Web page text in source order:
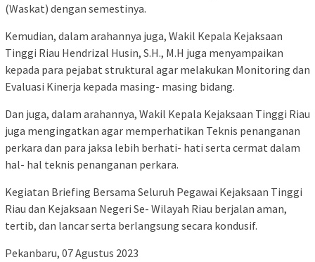
(Waskat) dengan semestinya.
Kemudian, dalam arahannya juga, Wakil Kepala Kejaksaan
Tinggi Riau Hendrizal Husin, S.H., M.H juga menyampaikan
kepada para pejabat struktural agar melakukan Monitoring dan
Evaluasi Kinerja kepada masing- masing bidang.
Dan juga, dalam arahannya, Wakil Kepala Kejaksaan Tinggi Riau
juga mengingatkan agar memperhatikan Teknis penanganan
perkara dan para jaksa lebih berhati- hati serta cermat dalam
hal- hal teknis penanganan perkara.
Kegiatan Briefing Bersama Seluruh Pegawai Kejaksaan Tinggi
Riau dan Kejaksaan Negeri Se- Wilayah Riau berjalan aman,
tertib, dan lancar serta berlangsung secara kondusif.
Pekanbaru, 07 Agustus 2023